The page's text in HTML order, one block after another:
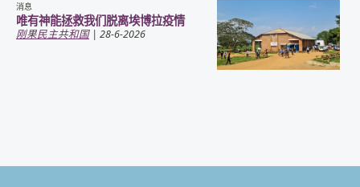
消息
唯有神能拯救我们脱离埃博拉疫情
刚果民主共和国| 28-6-2026